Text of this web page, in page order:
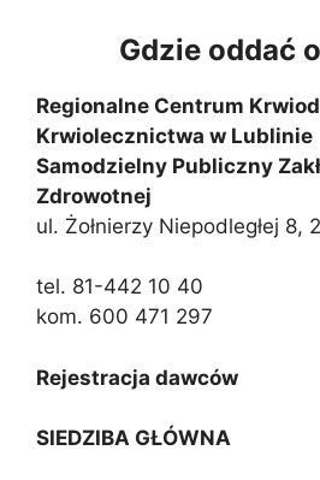
Gdzie oddać
Regionalne Centrum
Krwiolecznictwa w Lublinie
Samodzielny Publiczny
Zdrowotnej
ul. Żołnierzy Niepodległej 8,
tel. 81-442 10 40
kom. 600 471 297
Rejestracja dawców
SIEDZIBA GŁÓWNA